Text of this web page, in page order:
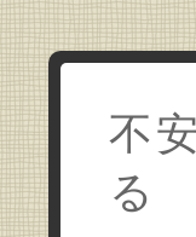
不
る